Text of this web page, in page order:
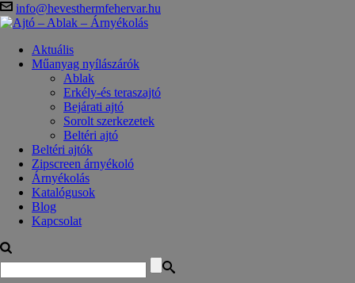
info@hevesthermfehervar.hu
Aktuális
Műanyag nyílászárók
Ablak
Erkély-és teraszajtó
Bejárati ajtó
Sorolt szerkezetek
Beltéri ajtó
Beltéri ajtók
Zipscreen árnyékoló
Árnyékolás
Katalógusok
Blog
Kapcsolat